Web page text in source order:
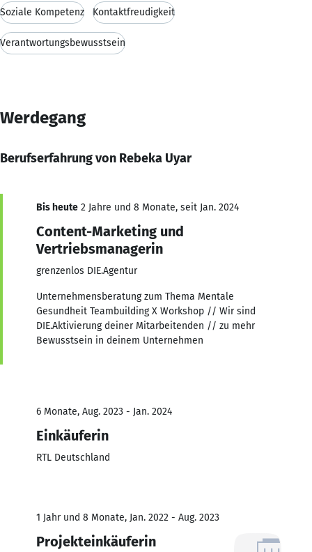
Soziale Kompetenz Kontaktfreudigkeit
Verantwortungsbewusstsein
Werdegang
Berufserfahrung von Rebeka Uyar
Bis heute 2 Jahre und 8 Monate, seit Jan. 2024
Content-Marketing und
Vertriebsmanagerin
grenzenlos DIE.Agentur
Unternehmensberatung zum Thema Mentale
Gesundheit Teambuilding X Workshop // Wir sind
DIE.Aktivierung deiner Mitarbeitenden // zu mehr
Bewusstsein in deinem Unternehmen
6 Monate, Aug. 2023 - Jan. 2024
Einkäuferin
RTL Deutschland
1 Jahr und 8 Monate, Jan. 2022 - Aug. 2023
Projekteinkäuferin